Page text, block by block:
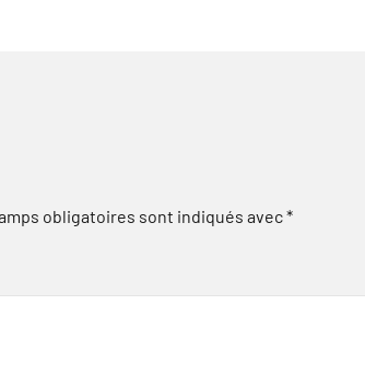
obligatoires sont indiqués avec*